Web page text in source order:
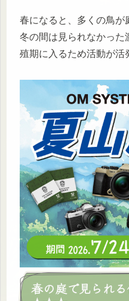
春になると、多くの鳥が
冬の間は見られなかった
殖期に入るため活動が活
春の庭で見られ